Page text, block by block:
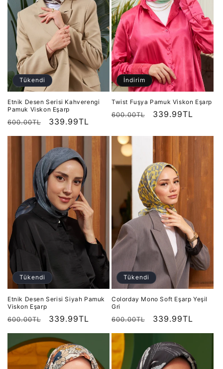
Tükendi
Etnik Desen Serisi Kahverengi
Pamuk Viskon Eşarp
Normal
600.00TL
İndirimli
339.99TL
İndirim
Twist Fuşya Pamuk Viskon Eşarp
Normal
600.00TL
İndirimli
339.99TL
Tükendi
Etnik Desen Serisi Siyah Pamuk
Viskon Eşarp
Normal
fiyat
600.00TL
İndirimli
fiyat
339.99TL
Tükendi
Colorday Mono Soft Eşarp Yeşil
Gri
Normal
fiyat
600.00TL
İndirimli
fiyat
339.99TL